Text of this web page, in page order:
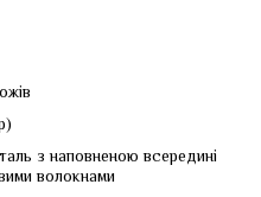
з наповненою всередині
волокнами